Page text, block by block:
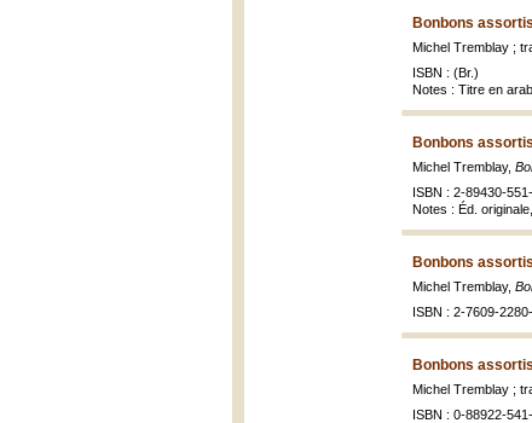
Bonbons
Michel Tremblay ;
ISBN : (Br.)
Notes : Titre en
Bonbons
Michel Tremblay,
ISBN : 2-89430-
Notes : Éd.
Bonbons
Michel Tremblay,
ISBN : 2-7609-
Bonbons
Michel Tremblay ;
ISBN : 0-88922-